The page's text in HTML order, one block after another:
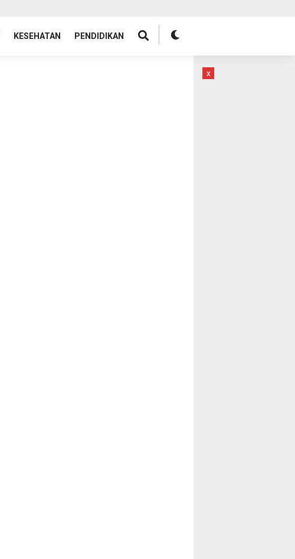
KESEHATAN PENDIDIKAN
x